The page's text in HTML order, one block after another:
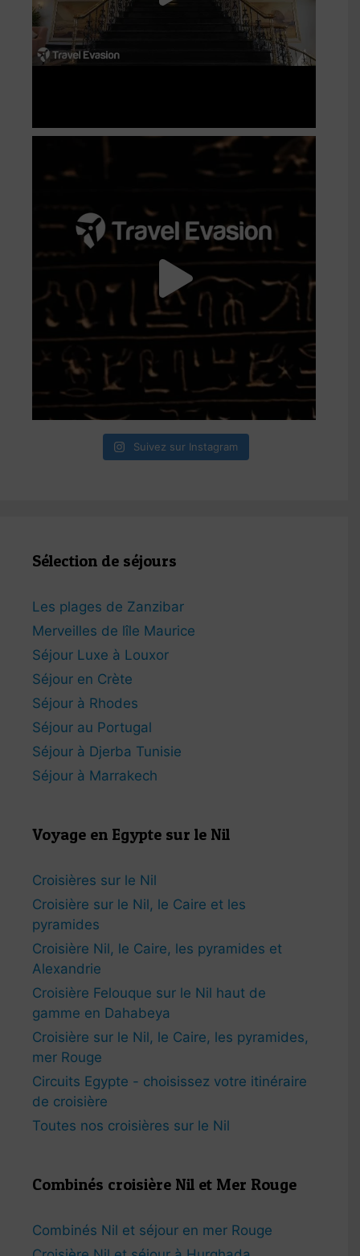
Suivez sur Instagram
Sélection de séjours
Les plages de Zanzibar
Merveilles de lîle Maurice
Séjour Luxe à Louxor
Séjour en Crète
Séjour à Rhodes
Séjour au Portugal
Séjour à Djerba Tunisie
Séjour à Marrakech
Voyage en Egypte sur le Nil
Croisières sur le Nil
Croisière sur le Nil, le Caire et les
pyramides
Croisière Nil, le Caire, les pyramides et
Alexandrie
Croisière Felouque sur le Nil haut de
gamme en Dahabeya
Croisière sur le Nil, le Caire, les pyramides,
mer Rouge
Circuits Egypte - choisissez votre itinéraire
de croisière
Toutes nos croisières sur le Nil
Combinés croisière Nil et Mer Rouge
Combinés Nil et séjour en mer Rouge